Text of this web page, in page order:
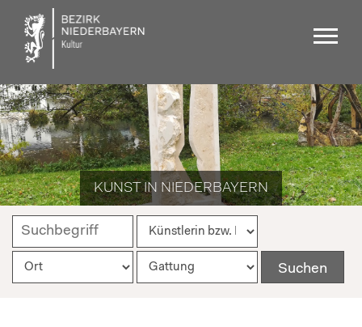
KUNST IN NIEDERBAYERN